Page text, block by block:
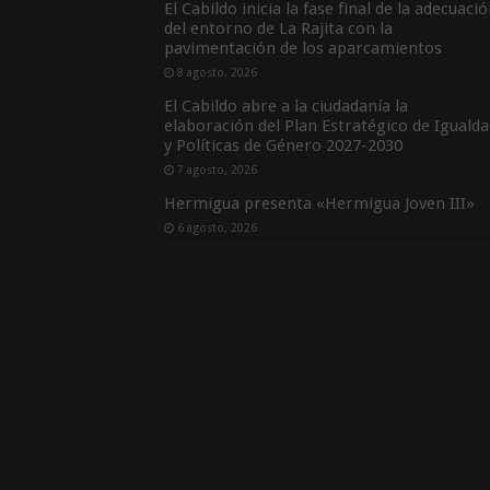
El Cabildo inicia la fase final de la
del entorno de La Rajita con la
pavimentación de los aparcamientos
8 agosto, 2026
El Cabildo abre a la ciudadanía la
elaboración del Plan Estratégico de
y Políticas de Género 2027-2030
7 agosto, 2026
Hermigua presenta «Hermigua Joven III»
6 agosto, 2026